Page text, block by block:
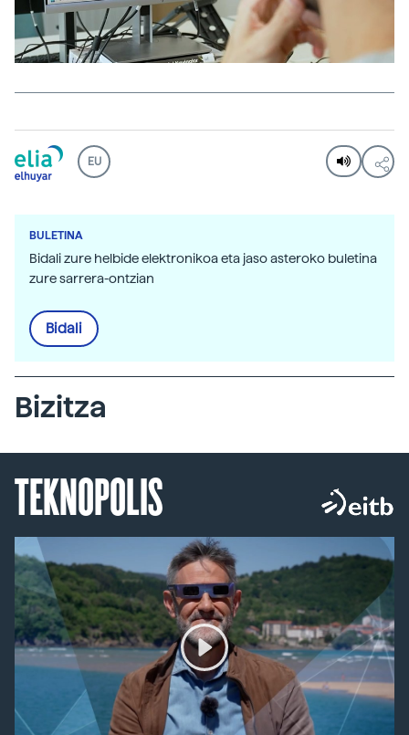
EU
BULETINA
Bidali zure helbide elektronikoa eta jaso asteroko buletina
zure sarrera-ontzian
Bidali
Bizitza
TEKNOPOLIS